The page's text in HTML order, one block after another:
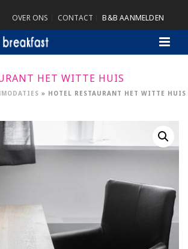
OVER ONS CONTACT B&B AANMELDEN
HET WITTE HUIS
» HOTEL RESTAURANT HET WITTE HUIS